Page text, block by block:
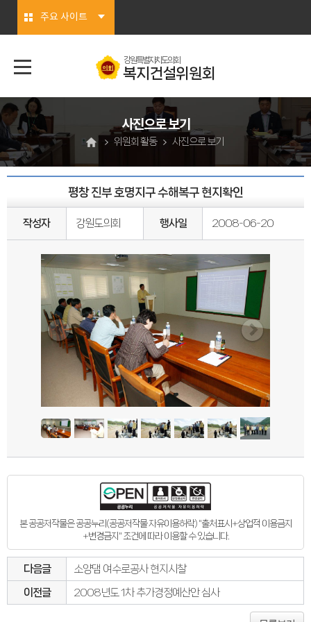
주요 사이트
강원특별자치도의회
복지건설위원회
사진으로 보기
위원회 활동 사진으로 보기
평창 진부 호명지구 수해복구 현지확인
작성자 강원도의회 행사일 2008-06-20
본 공공저작물은 공공누리(공공저작물 자유이용허락) "출처표시+상업적 이용금지
+변경금지" 조건에 따라 이용할 수 있습니다.
다음글
소양댐 여수로공사 현지시찰
이전글
2008년도 1차 추가경정예산안 심사